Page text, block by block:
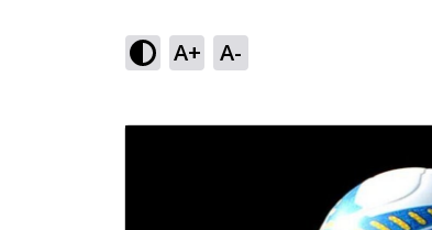
A+ A-